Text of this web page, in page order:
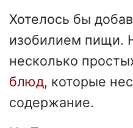
Хотелось бы
изобилием пищи.
несколько
блюд, которые
содержание.